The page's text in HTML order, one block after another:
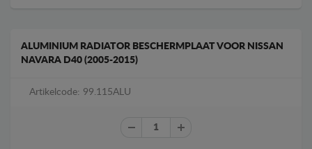
ALUMINIUM RADIATOR BESCHERMPLAAT VOOR NISSAN
NAVARA D40 (2005-2015)
Artikelcode: 99.115ALU